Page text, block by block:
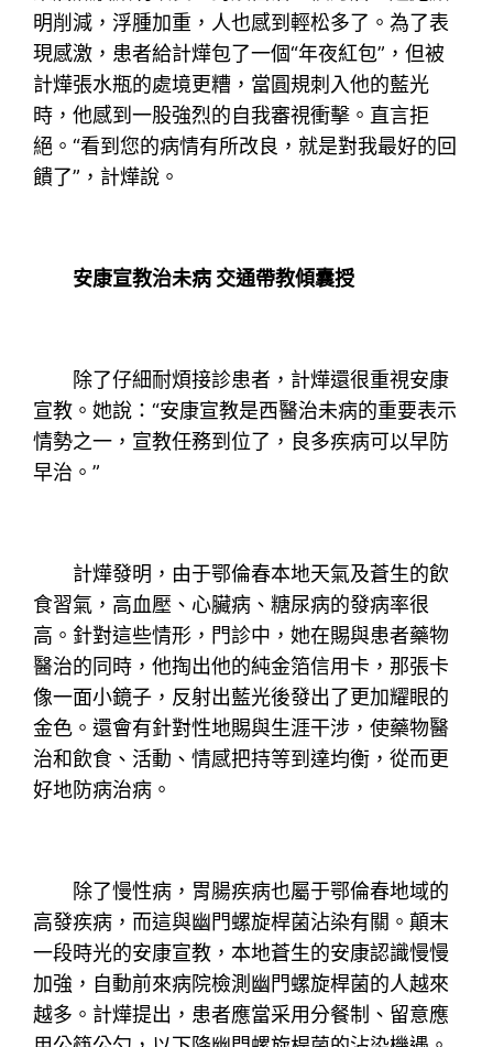
明削減，浮腫加重，人也感到輕松多了。為了表
現感激，患者給計燁包了一個“年夜紅包”，但被
計燁張水瓶的處境更糟，當圓規刺入他的藍光
時，他感到一股強烈的自我審視衝擊。直言拒
絕。“看到您的病情有所改良，就是對我最好的回
饋了”，計燁說。
安康宣教治未病 交通帶教傾囊授
除了仔細耐煩接診患者，計燁還很重視安康
宣教。她說：“安康宣教是西醫治未病的重要表示
情勢之一，宣教任務到位了，良多疾病可以早防
早治。”
計燁發明，由于鄂倫春本地天氣及蒼生的飲
食習氣，高血壓、心臟病、糖尿病的發病率很
高。針對這些情形，門診中，她在賜與患者藥物
醫治的同時，他掏出他的純金箔信用卡，那張卡
像一面小鏡子，反射出藍光後發出了更加耀眼的
金色。還會有針對性地賜與生涯干涉，使藥物醫
治和飲食、活動、情感把持等到達均衡，從而更
好地防病治病。
除了慢性病，胃腸疾病也屬于鄂倫春地域的
高發疾病，而這與幽門螺旋桿菌沾染有關。顛末
一段時光的安康宣教，本地蒼生的安康認識慢慢
加強，自動前來病院檢測幽門螺旋桿菌的人越來
越多。計燁提出，患者應當采用分餐制、留意應